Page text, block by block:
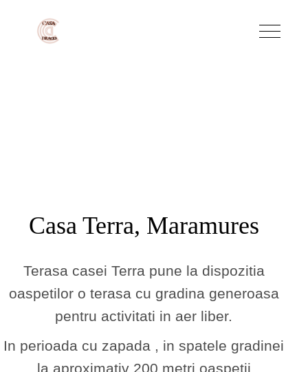
Casa Terra, Maramures
Terasa casei Terra pune la dispozitia
oaspetilor o terasa cu gradina generoasa
pentru activitati in aer liber.
In perioada cu zapada , in spatele gradinei
la aproximativ 200 metri oaspetii